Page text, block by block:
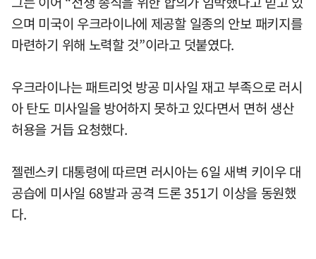
으며 미국이 우크라이나에 제공할 일종의 안보 패키지를
마련하기 위해 노력할 것”이라고 덧붙였다.
우크라이나는 패트리엇 방공 미사일 재고 부족으로 러시
아 탄도 미사일을 방어하지 못하고 있다면서 면허 생산
허용을 거듭 요청했다.
젤렌스키 대통령에 따르면 러시아는 6일 새벽 키이우 대
공습에 미사일 68발과 공격 드론 351기 이상을 동원했
다.